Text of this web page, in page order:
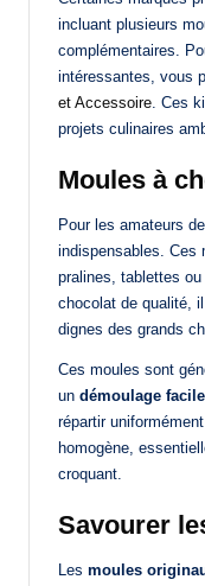
incluant plusieurs
complémentaires.
intéressantes, vous
et Accessoire. Ces
projets culinaires
Moules à
Pour les amateurs
indispensables. Ces
pralines, tablettes
chocolat de qualité,
dignes des grands
Ces moules sont
un démoulage facile
répartir
homogène,
croquant.
Savourer
Les moules